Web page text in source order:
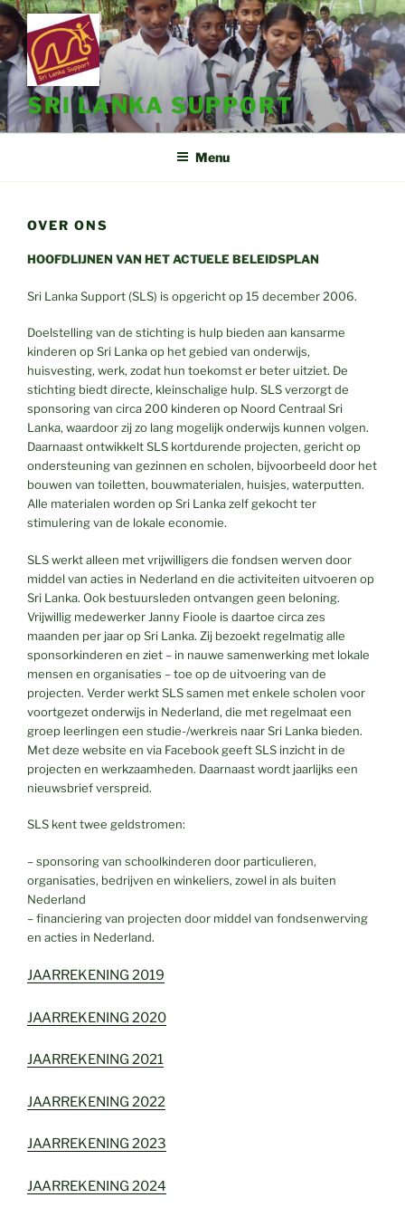
Ga
naar
de
inhoud
SRI LANKA SUPPORT
Menu
OVER ONS
HOOFDLIJNEN VAN HET ACTUELE BELEIDSPLAN
Sri Lanka Support (SLS) is opgericht op 15 december 2006.
Doelstelling van de stichting is hulp bieden aan kansarme
kinderen op Sri Lanka op het gebied van onderwijs,
huisvesting, werk, zodat hun toekomst er beter uitziet. De
stichting biedt directe, kleinschalige hulp. SLS verzorgt de
sponsoring van circa 200 kinderen op Noord Centraal Sri
Lanka, waardoor zij zo lang mogelijk onderwijs kunnen volgen.
Daarnaast ontwikkelt SLS kortdurende projecten, gericht op
ondersteuning van gezinnen en scholen, bijvoorbeeld door het
bouwen van toiletten, bouwmaterialen, huisjes, waterputten.
Alle materialen worden op Sri Lanka zelf gekocht ter
stimulering van de lokale economie.
SLS werkt alleen met vrijwilligers die fondsen werven door
middel van acties in Nederland en die activiteiten uitvoeren op
Sri Lanka. Ook bestuursleden ontvangen geen beloning.
Vrijwillig medewerker Janny Fioole is daartoe circa zes
maanden per jaar op Sri Lanka. Zij bezoekt regelmatig alle
sponsorkinderen en ziet – in nauwe samenwerking met lokale
mensen en organisaties – toe op de uitvoering van de
projecten. Verder werkt SLS samen met enkele scholen voor
voortgezet onderwijs in Nederland, die met regelmaat een
groep leerlingen een studie-/werkreis naar Sri Lanka bieden.
Met deze website en via Facebook geeft SLS inzicht in de
projecten en werkzaamheden. Daarnaast wordt jaarlijks een
nieuwsbrief verspreid.
SLS kent twee geldstromen:
– sponsoring van schoolkinderen door particulieren,
organisaties, bedrijven en winkeliers, zowel in als buiten
Nederland
– financiering van projecten door middel van fondsenwerving
en acties in Nederland.
JAARREKENING 2019
JAARREKENING 2020
JAARREKENING 2021
JAARREKENING 2022
JAARREKENING 2023
JAARREKENING 2024